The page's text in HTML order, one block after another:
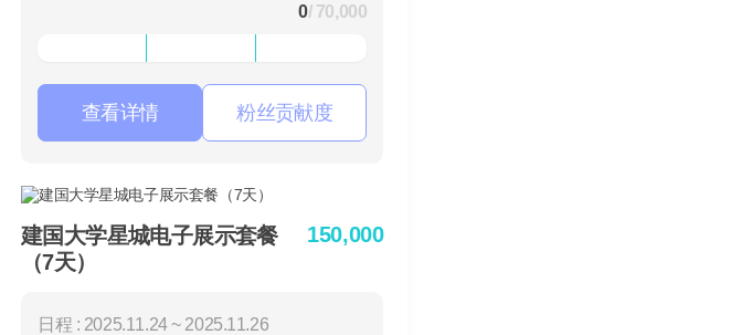
0/ 70,000
查看详情 粉丝贡献度
建国大学星城电子展示套餐
（7天）
150,000
日程 : 2025.11.24 ~ 2025.11.26